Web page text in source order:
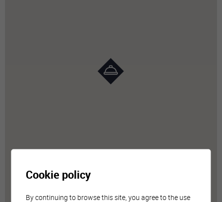
Cookie policy
By continuing to browse this site, you agree to the use